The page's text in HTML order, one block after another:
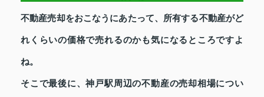
不動産売却をおこなうにあたって、所有する不動産がど
れくらいの価格で売れるのかも気になるところですよ
ね。
そこで最後に、神戸駅周辺の不動産の売却相場につい